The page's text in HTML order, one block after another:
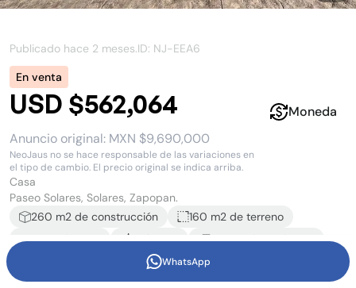
Publicado hace 2 meses.ID: NJ-EEA6
En venta
USD $562,064
Anuncio original: MXN $9,690,000
NeoJaus no se hace responsable de las variaciones en
el tipo de cambio. El precio original se indica arriba.
Moneda
Casa
Paseo Solares, Solares, Zapopan.
260 m2 de construcción 160 m2 de terreno
4recámaras 5baños 2estacionamientos
WhatsApp